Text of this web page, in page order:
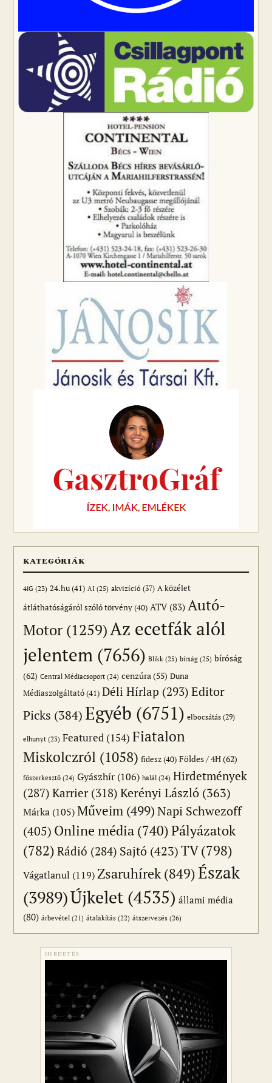
KATEGÓRIÁK
4iG (23) 24.hu(41) AI (25) akvizíció (37) A közélet
átláthatóságáról szóló törvény(40) ATV(83) Autó-
Motor (1259)Az ecetfák alól
jelentem (7656) Blikk (25) bírság (25) bíróság
(62) Central Médiacsoport (24) cenzúra(55) Duna
Médiaszolgáltató(41) Déli Hírlap (293) Editor
Picks (384)Egyéb (6751) elbocsátás (29)
elhunyt (23) Featured (154) Fiatalon
Miskolczról (1058) fidesz(40) Földes / 4H(62)
főszerkesztő (24) Gyászhír (106) halál (24) Hirdetmények
(287) Karrier(318) Kerényi László (363)
Márka (105) Műveim (499)Napi Schwezoff
(405) Online média (740)Pályázatok
(782) Rádió (284) Sajtó (423)TV(798)
Vágatlanul (119) Zsaruhírek (849)Észak
(3989)Újkelet (4535) állami média
(80) árbevétel (21) átalakítás (22) átszervezés (26)
HIRDETÉS